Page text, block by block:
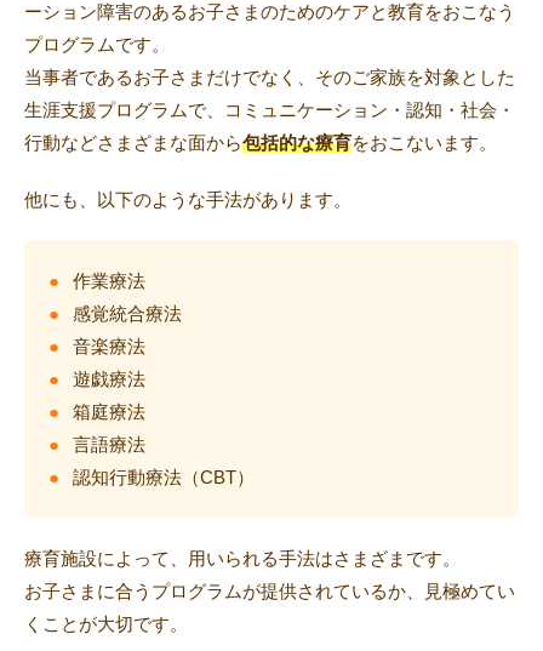
ーション障害のあるお子さまのためのケアと教育をおこなう
プログラムです。
当事者であるお子さまだけでなく、そのご家族を対象とした
生涯支援プログラムで、コミュニケーション・認知・社会・
行動などさまざまな面から包括的な療育をおこないます。
他にも、以下のような手法があります。
作業療法
感覚統合療法
音楽療法
遊戯療法
箱庭療法
言語療法
認知行動療法（CBT）
療育施設によって、用いられる手法はさまざまです。
お子さまに合うプログラムが提供されているか、見極めてい
くことが大切です。